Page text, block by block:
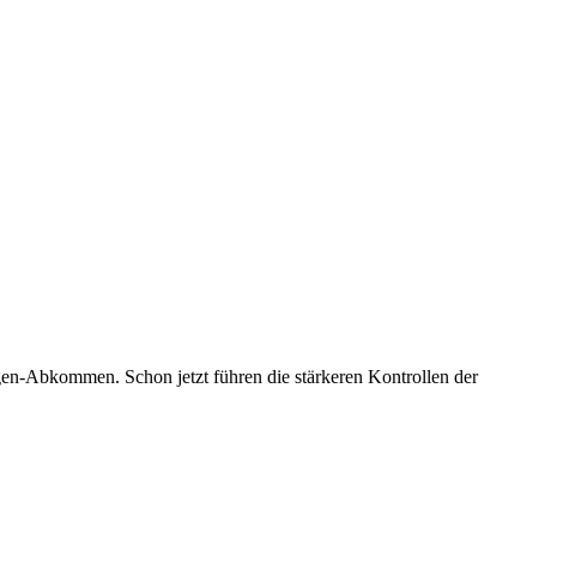
Abkommen. Schon jetzt führen die stärkeren Kontrollen der